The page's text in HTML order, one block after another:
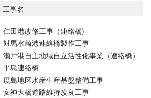
工事名
仁田港改修工事（連絡橋)
対馬水崎港連絡橋製作工事
瀬戸港自主地域自立活性化事業（連絡橋）
平島連絡橋
度島地区水産生産基盤整備工事
女神大橋道路維持改良工事